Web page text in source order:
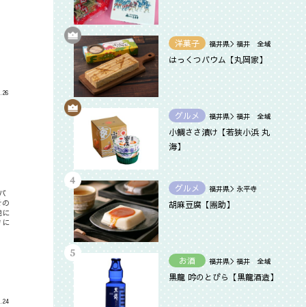
に
に
洋菓子 福井県＞福井 全域
はっくつバウム【丸岡家】
グルメ 福井県＞福井 全域
小鯛ささ漬け【若狭小浜 丸
海】
グルメ 福井県＞永平寺
胡麻豆腐【團助】
お酒 福井県＞福井 全域
黒龍 吟のとびら【黒龍酒造】